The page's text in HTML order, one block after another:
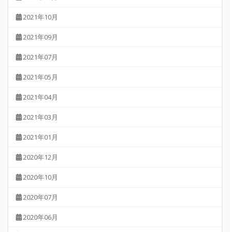
2021年10月
2021年09月
2021年07月
2021年05月
2021年04月
2021年03月
2021年01月
2020年12月
2020年10月
2020年07月
2020年06月